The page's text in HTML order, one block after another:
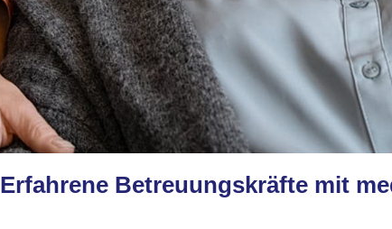
Erfahrene Betreuungskräfte mit